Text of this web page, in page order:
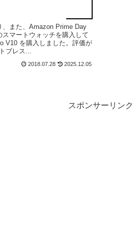
また、Amazon Prime Day
マートウォッチを購入して
V10 を購入しました。評価が
ブレス...
2018.07.28 2025.12.05
スポンサーリンク